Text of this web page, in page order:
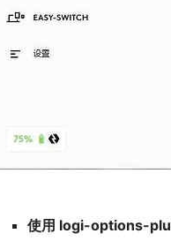
使用 logi-options-